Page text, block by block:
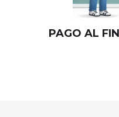
PAGO AL